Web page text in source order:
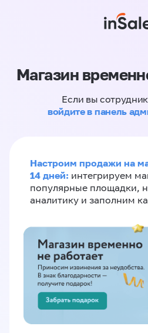
Магазин
Если вы
войдите в панель
Настроим продажи на
14 дней: интегрируем
популярные площадки,
аналитику и заполним